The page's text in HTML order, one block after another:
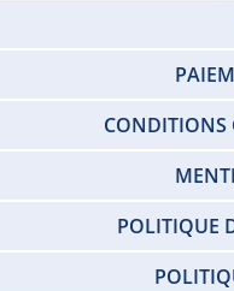
CONDITIONS
POLITIQUE